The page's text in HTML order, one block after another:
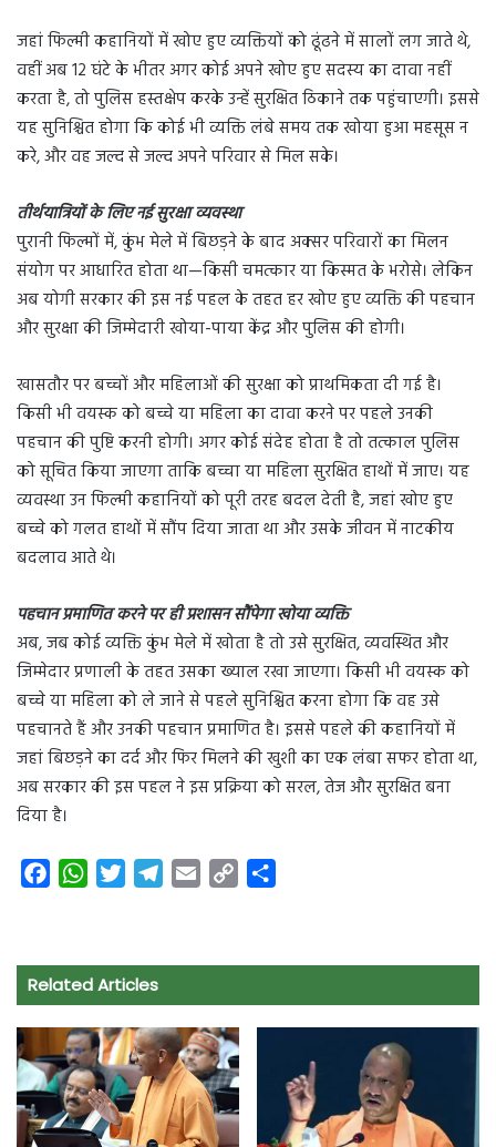
जहां फिल्मी कहानियों में खोए हुए व्यक्तियों को ढूंढने में सालों लग जाते थे,
वहीं अब 12 घंटे के भीतर अगर कोई अपने खोए हुए सदस्य का दावा नहीं
करता है, तो पुलिस हस्तक्षेप करके उन्हें सुरक्षित ठिकाने तक पहुंचाएगी। इससे
यह सुनिश्चित होगा कि कोई भी व्यक्ति लंबे समय तक खोया हुआ महसूस न
करे, और वह जल्द से जल्द अपने परिवार से मिल सके।
तीर्थयात्रियों के लिए नई सुरक्षा व्यवस्था
पुरानी फिल्मों में, कुंभ मेले में बिछड़ने के बाद अक्सर परिवारों का मिलन
संयोग पर आधारित होता था—किसी चमत्कार या किस्मत के भरोसे। लेकिन
अब योगी सरकार की इस नई पहल के तहत हर खोए हुए व्यक्ति की पहचान
और सुरक्षा की जिम्मेदारी खोया-पाया केंद्र और पुलिस की होगी।
खासतौर पर बच्चों और महिलाओं की सुरक्षा को प्राथमिकता दी गई है।
किसी भी वयस्क को बच्चे या महिला का दावा करने पर पहले उनकी
पहचान की पुष्टि करनी होगी। अगर कोई संदेह होता है तो तत्काल पुलिस
को सूचित किया जाएगा ताकि बच्चा या महिला सुरक्षित हाथों में जाए। यह
व्यवस्था उन फिल्मी कहानियों को पूरी तरह बदल देती है, जहां खोए हुए
बच्चे को गलत हाथों में सौंप दिया जाता था और उसके जीवन में नाटकीय
बदलाव आते थे।
पहचान प्रमाणित करने पर ही प्रशासन सौंपेगा खोया व्यक्ति
अब, जब कोई व्यक्ति कुंभ मेले में खोता है तो उसे सुरक्षित, व्यवस्थित और
जिम्मेदार प्रणाली के तहत उसका ख्याल रखा जाएगा। किसी भी वयस्क को
बच्चे या महिला को ले जाने से पहले सुनिश्चित करना होगा कि वह उसे
पहचानते हैं और उनकी पहचान प्रमाणित है। इससे पहले की कहानियों में
जहां बिछड़ने का दर्द और फिर मिलने की खुशी का एक लंबा सफर होता था,
अब सरकार की इस पहल ने इस प्रक्रिया को सरल, तेज और सुरक्षित बना
दिया है।
e
b
k
W
t
s
p
p
t
t
r
e
a
m
i
y
n
k
r
Related Articles